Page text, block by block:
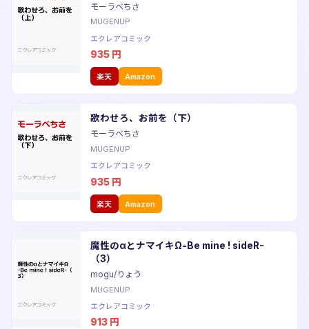
モーラベちさ
MUGENUP
エクレアコミック
935 円
楽天 Amazon
歌わせろ、お前を（下）
モーラベちさ
MUGENUP
エクレアコミック
935 円
楽天 Amazon
魔性のαとナマイキΩ-Be mine ! sideR-
（3）
mogu/りょう
MUGENUP
エクレアコミック
913 円